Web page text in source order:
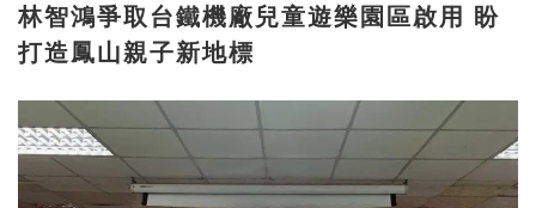
林智鴻爭取台鐵機廠兒童遊樂園區啟用 盼
打造鳳山親子新地標